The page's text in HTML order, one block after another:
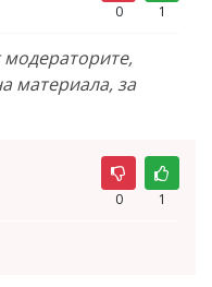
0 1
материала, за
0 1